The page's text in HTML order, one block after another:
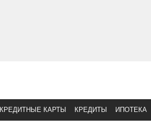
КРЕДИТНЫЕ КАРТЫ КРЕДИТЫ ИПОТЕКА